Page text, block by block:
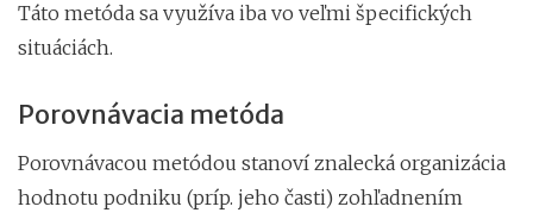
Táto metóda sa využíva iba vo veľmi špecifických
situáciách.
Porovnávacia metóda
Porovnávacou metódou stanoví znalecká organizácia
hodnotu podniku (príp. jeho časti) zohľadnením